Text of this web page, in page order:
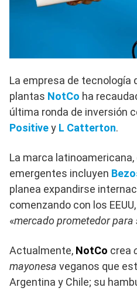
La empresa de tecnología
plantas NotCo ha
última ronda de inversión
Positivey L Catterton.
La marca
emergentes incluyen
planea expandirse
comenzando con los
«mercado prometedor
Actualmente, NotCo crea
mayonesa veganos que
Argentina y Chile; su